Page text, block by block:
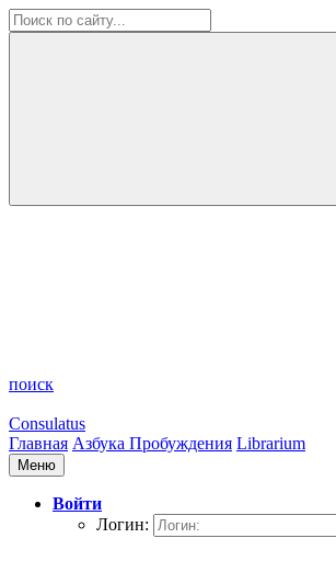
поиск
Consulatus
Главная Азбука Пробуждения Librarium
Меню
Войти
Логин: